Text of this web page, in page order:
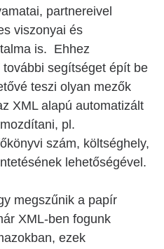
partnereivel
viszonyai és
is. Ehhez
további segítséget épít be
teszi olyan mezők
XML alapú automatizált
pl.
szám, költséghely,
lehetőségével.
megszűnik a papír
XML-ben fogunk
ezek